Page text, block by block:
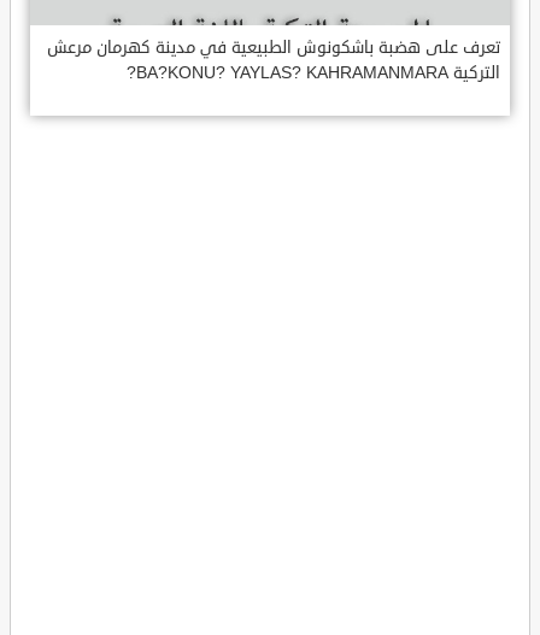
تعرف على هضبة باشكونوش الطبيعية في مدينة كهرمان مرعش
التركية BA?KONU? YAYLAS? KAHRAMANMARA?